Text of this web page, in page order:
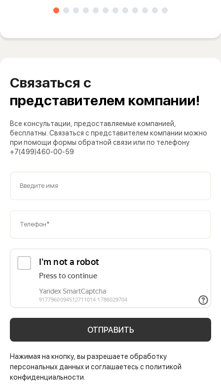
Связаться с
представителем компании!
Все консультации, предоставляемые компанией,
бесплатны. Связаться с представителем компании можно
при помощи формы обратной связи или по телефону
+7(499)460-00-59
Введите имя
Телефон*
ОТПРАВИТЬ
Нажимая на кнопку, вы разрешаете обработку
персональных данных и соглашаетесь с политикой
конфиденциальности.